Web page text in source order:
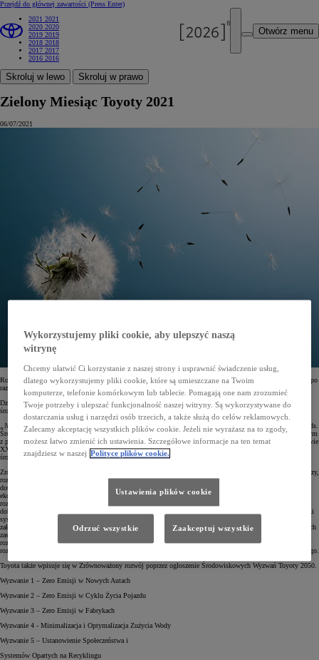
Przejdź do głównej zawartości (Press Enter)
Otwórz menu
2021 2021
2020 2020
2019 2019
2018 2018
2017 2017
2016 2016
Skroluj w lewo Skroluj w prawo
Zielony Miesiąc Toyoty 2021
06/07/2021
Rozpoczynamy osiemnastą edycję kampanii na rzecz ochrony środowiska "Zielony Miesiąc Toyoty" 2021, a po
raz drugi w warunkach, zdominowanych przez zagrożenie koronawirusem COVID-19.
Działania głoszone w tym roku to Zrównoważony rozwój jako kompleksowa koncepcja obejmująca Ochronę
środowiska, Postęp społeczny i Strukturę Zarządzania.
„Nasza wspólna przyszłość”
– taki tytuł nosił raport, który w 1987 roku opublikowała Światowa Komisja ds.
Środowiska i Rozwoju. Zwany także Raportem Brundtland, od nazwiska przewodniczącej komisji, był jednym
z pierwszych etapów wypracowania i upowszechnienia idei, jaką jest zrównoważony rozwój. W drugiej połowie
XX wieku naukowcy zauważyli, że rozwój gospodarczy odpowiedzialny jest za postępującą degradację
środowiska przyrodniczego.
Zrównoważony rozwój jest terminem bardzo szerokim. Podstawą są trzy filary równowagi: rozwój gospodarczy,
rozwój społeczny oraz ochrona środowiska. Pierwszy z nich rozumiany jest jako proces, dzięki któremu
dotychczasowy poziom dobrobytu zostanie, co najmniej, zachowany. Ważne jest także, by ewentualny kryzys
ekonomiczny nie doprowadził do większego zużycia zasobów środowiska przyrodniczego. Zrównoważony
rozwój społeczny jest zdolnością systemu (kraju, organizacji lub rodziny) do utrzymania szeroko pojętego
dobrostanu. Konflikty zbrojne, powszechne ubóstwo i niesprawiedliwość czy niski poziom edukacji to oznaki
systemu, który jest społecznie niezrównoważony. Ostatnim filarem jest ochrona środowiska. Głównym
założeniem jest zachowanie wysokiej jakości środowiska przyrodniczego. Kolejnym celem jest ustalenie takich
zasad korzystania z zasobów naturalnych, że byłoby to możliwe w nieskończoność. W zrównoważonym
rozwoju najwięcej uwagi poświęcono początkowo kwestiom środowiskowym. Wynika to z faktu, że w czasie
rozwoju cywilizacji postęp społeczny i gospodarczy następował bardzo często kosztem systemu przyrodniczego.
Toyota także wpisuje się w Zrównoważony rozwój poprzez ogłoszenie Środowiskowych Wyzwań Toyoty 2050.
Wyzwanie 1 – Zero Emisji w Nowych Autach
Wyzwanie 2 – Zero Emisji w Cyklu Życia Pojazdu
Wyzwanie 3 – Zero Emisji w Fabrykach
Wyzwanie 4 - Minimalizacja i Optymalizacja Zużycia Wody
Wyzwanie 5 – Ustanowienie Społeczeństwa i
Systemów Opartych na Recyklingu
Wykorzystujemy pliki cookie, aby ulepszyć naszą
witrynę
Chcemy ułatwić Ci korzystanie z naszej strony i usprawnić świadczenie usług,
dlatego wykorzystujemy pliki cookie, które są umieszczane na Twoim
komputerze, telefonie komórkowym lub tablecie. Pomagają one nam zrozumieć
Twoje potrzeby i ulepszać funkcjonalność naszej witryny. Są wykorzystywane do
dostarczania usług i narzędzi osób trzecich, a także służą do celów reklamowych.
Zalecamy akceptację wszystkich plików cookie. Jeżeli nie wyrażasz na to zgody,
możesz łatwo zmienić ich ustawienia. Szczegółowe informacje na ten temat
znajdziesz w naszej Polityce plików cookie.
Ustawienia plików cookie
Odrzuć wszystkie Zaakceptuj wszystkie